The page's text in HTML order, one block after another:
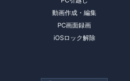
動画作成・編集
PC画面録画
iOSロック解除